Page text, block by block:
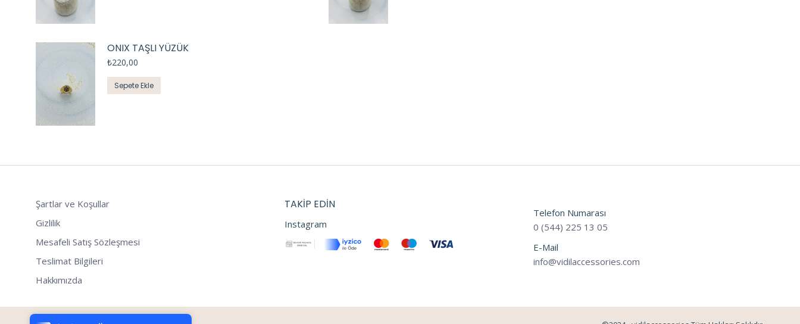
7/24 Canlı Destek
ONIX TAŞLI YÜZÜK
₺220,00
Sepete Ekle
Şartlar ve Koşullar
Gizlilik
Mesafeli Satış Sözleşmesi
Teslimat Bilgileri
Hakkımızda
TAKIP EDIN
Instagram
Telefon Numarası
0 (544) 225 13 05
E-Mail
info@vidilaccessories.com